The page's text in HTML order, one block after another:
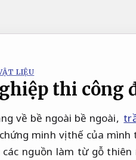
LIỆU
thi công
về bề ngoài bề ngoài,
minh vị thế của
nguồn làm từ gỗ